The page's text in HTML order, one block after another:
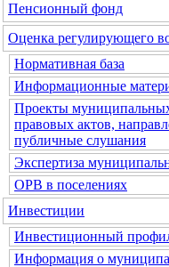
Пенсионный фонд
Оценка регулирующего
Нормативная база
Информационные
Проекты
правовых актов,
публичные слушания
Экспертиза
ОРВ в поселениях
Инвестиции
Инвестиционный
Информация о